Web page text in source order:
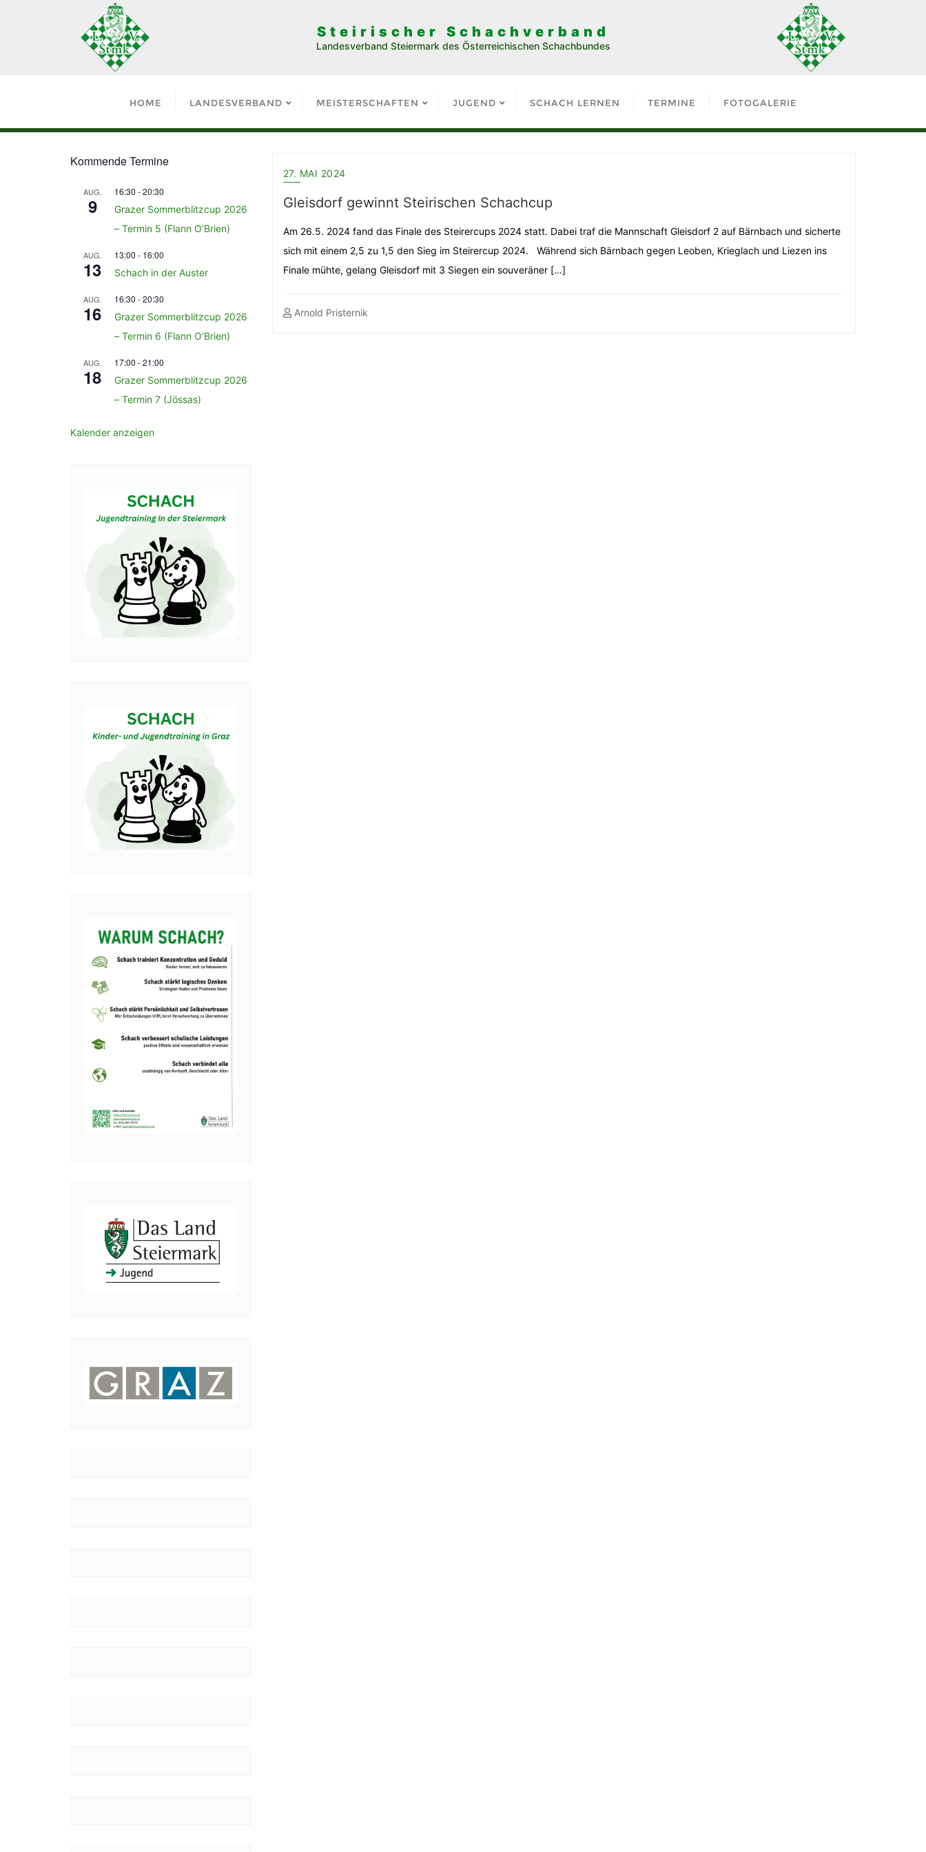
Steirischer Schachverband
Landesverband Steiermark des Österreichischen Schachbundes
HOME LANDESVERBAND MEISTERSCHAFTEN JUGEND SCHACH LERNEN TERMINE FOTOGALERIE
27. MAI 2024
Gleisdorf gewinnt Steirischen Schachcup
Am 26.5. 2024 fand das Finale des Steirercups 2024 statt. Dabei traf die Mannschaft Gleisdorf 2 auf Bärnbach und sicherte
sich mit einem 2,5 zu 1,5 den Sieg im Steirercup 2024. Während sich Bärnbach gegen Leoben, Krieglach und Liezen ins
Finale mühte, gelang Gleisdorf mit 3 Siegen ein souveräner […]
Arnold Pristernik
Kommende Termine
AUG.
9
16:30 -20:30
Grazer Sommerblitzcup 2026
– Termin 5 (Flann O’Brien)
AUG.
13
13:00 - 16:00
Schach in der Auster
AUG.
16
16:30 -20:30
Grazer Sommerblitzcup 2026
– Termin 6 (Flann O’Brien)
AUG.
18
17:00 -21:00
Grazer Sommerblitzcup 2026
– Termin 7 (Jössas)
Kalender anzeigen